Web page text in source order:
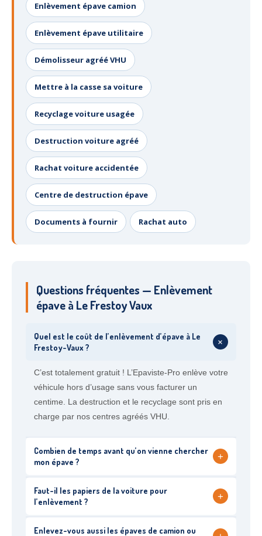
Enlèvement épave camion
Enlèvement épave utilitaire
Démolisseur agréé VHU
Mettre à la casse sa voiture
Recyclage voiture usagée
Destruction voiture agréé
Rachat voiture accidentée
Centre de destruction épave
Documents à fournir Rachat auto
Questions fréquentes — Enlèvement
épave à Le Frestoy Vaux
Quel est le coût de l’enlèvement d’épave à Le
Frestoy-Vaux ?
+
C’est totalement gratuit ! L’Epaviste-Pro enlève votre
véhicule hors d’usage sans vous facturer un
centime. La destruction et le recyclage sont pris en
charge par nos centres agréés VHU.
Combien de temps avant qu’on vienne chercher
mon épave ?
+
Faut-il les papiers de la voiture pour
l’enlèvement ?
+
Enlevez-vous aussi les épaves de camion ou